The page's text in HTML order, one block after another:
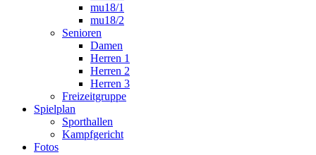
mu18/1
mu18/2
Senioren
Damen
Herren 1
Herren 2
Herren 3
Freizeitgruppe
Spielplan
Sporthallen
Kampfgericht
Fotos